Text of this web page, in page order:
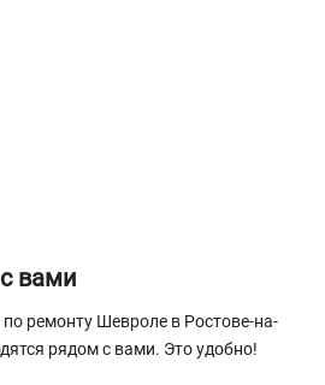
вами
ремонту Шевроле в Ростове-на-
рядом с вами. Это удобно!